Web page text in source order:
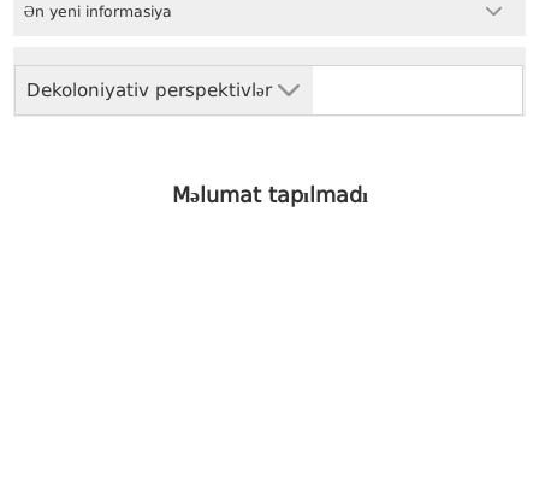
Dekoloniyativ perspektivlər
Ən yeni informasiya
Məlumat tapılmadı